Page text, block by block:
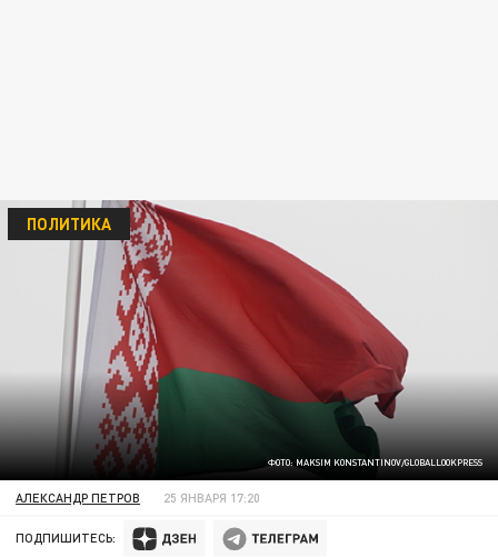
ФОТО: MAKSIM KONSTANTINOV/GLOBALLOOKPRESS
ПОЛИТИКА
АЛЕКСАНДР ПЕТРОВ 25 ЯНВАРЯ 17:20
ПОДПИШИТЕСЬ: